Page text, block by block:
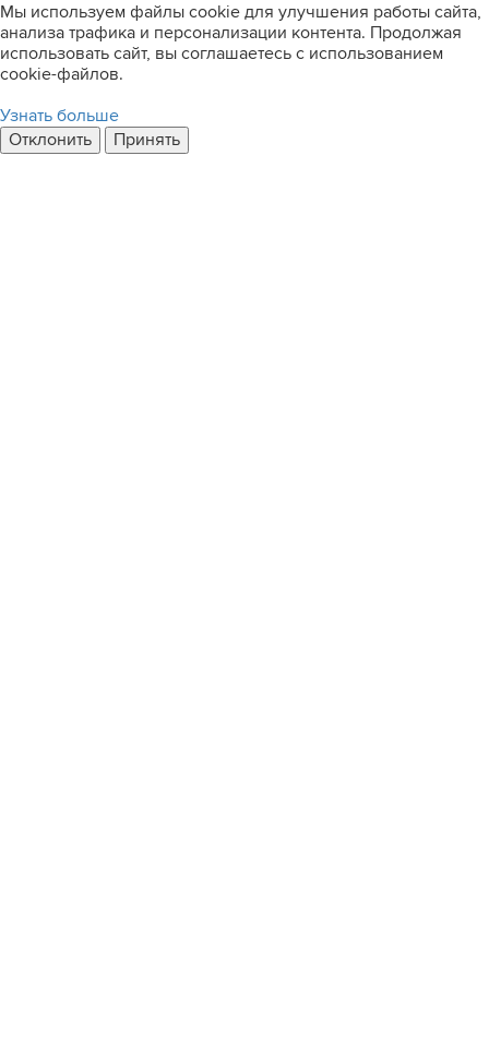
Мы используем файлы cookie для улучшения работы сайта,
анализа трафика и персонализации контента. Продолжая
использовать сайт, вы соглашаетесь с использованием
cookie-файлов.
Узнать больше
Отклонить
Принять